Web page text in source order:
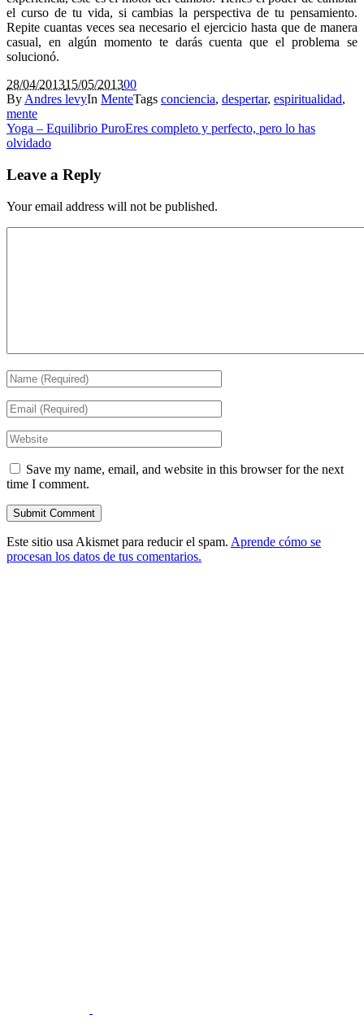
el curso de tu vida, si cambias la perspectiva de tu pensamiento.
Repite cuantas veces sea necesario el ejercicio hasta que de manera
casual, en algún momento te darás cuenta que el problema se
solucionó.
28/04/201315/05/201300
ByAndres levyIn MenteTags conciencia, despertar, espiritualidad,
mente
Yoga – Equilibrio PuroEres completo y perfecto, pero lo has
olvidado
Leave a Reply
Your email address will not be published.
Save my name, email, and website in this browser for the next
time I comment.
Este sitio usa Akismet para reducir el spam. Aprende cómo se
procesan los datos de tus comentarios.